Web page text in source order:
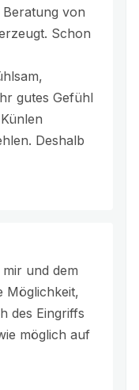
von
Schon
gutes Gefühl
Deshalb
und dem
Möglichkeit,
des Eingriffs
möglich auf